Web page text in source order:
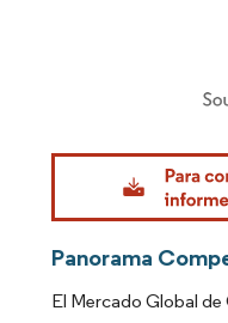
Imagen © Mordor
Panorama
El Mercado Global